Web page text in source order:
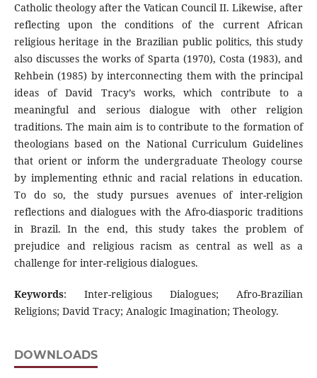
Catholic theology after the Vatican Council II. Likewise, after
reflecting upon the conditions of the current African
religious heritage in the Brazilian public politics, this study
also discusses the works of Sparta (1970), Costa (1983), and
Rehbein (1985) by interconnecting them with the principal
ideas of David Tracy’s works, which contribute to a
meaningful and serious dialogue with other religion
traditions. The main aim is to contribute to the formation of
theologians based on the National Curriculum Guidelines
that orient or inform the undergraduate Theology course
by implementing ethnic and racial relations in education.
To do so, the study pursues avenues of inter-religion
reflections and dialogues with the Afro-diasporic traditions
in Brazil. In the end, this study takes the problem of
prejudice and religious racism as central as well as a
challenge for inter-religious dialogues.
Keywords: Inter-religious Dialogues; Afro-Brazilian
Religions; David Tracy; Analogic Imagination; Theology.
DOWNLOADS